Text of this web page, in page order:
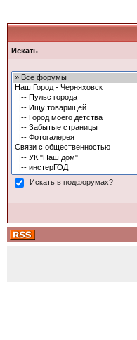
Искать
Искать в подфорумах?